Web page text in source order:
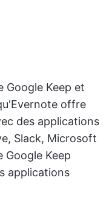
Google Keep et
offre
des applications
Slack, Microsoft
Google Keep
applications